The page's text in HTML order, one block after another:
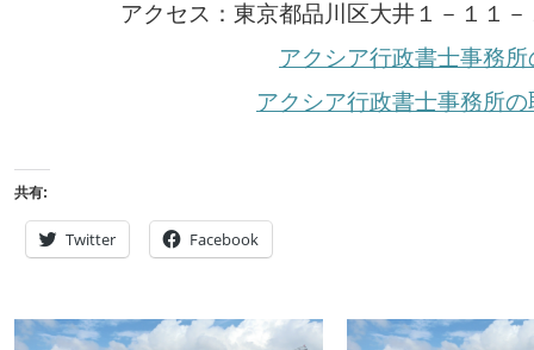
アクセス：東京都品川区大井１－１１
アクシア行政書士事務
アクシア行政書士事務所
共有:
Twitter Facebook